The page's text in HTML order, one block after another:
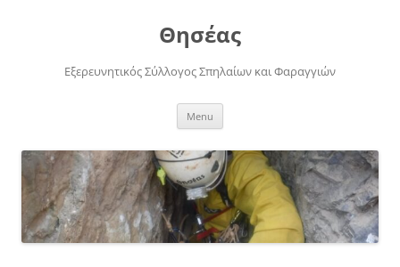
Θησέας
Εξερευνητικός Σύλλογος Σπηλαίων και Φαραγγιών
Menu